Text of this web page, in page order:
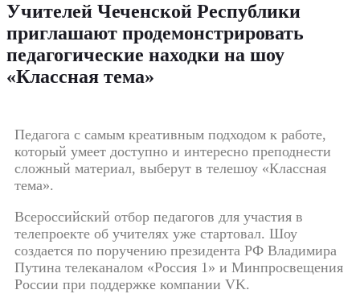
Учителей Чеченской Республики
приглашают продемонстрировать
педагогические находки на шоу
«Классная тема»
Педагога с самым креативным подходом к работе,
который умеет доступно и интересно преподнести
сложный материал, выберут в телешоу «Классная
тема».
Всероссийский отбор педагогов для участия в
телепроекте об учителях уже стартовал. Шоу
создается по поручению президента РФ Владимира
Путина телеканалом «Россия 1» и Минпросвещения
России при поддержке компании VK.